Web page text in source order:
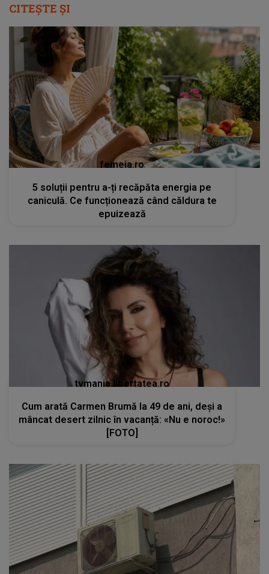
CITEȘTE ȘI
femeia.ro
5 soluții pentru a-ți recăpăta energia pe
caniculă. Ce funcționează când căldura te
epuizează
tvmania.libertatea.ro
Cum arată Carmen Brumă la 49 de ani, deși a
mâncat desert zilnic în vacanță: «Nu e noroc!»
[FOTO]